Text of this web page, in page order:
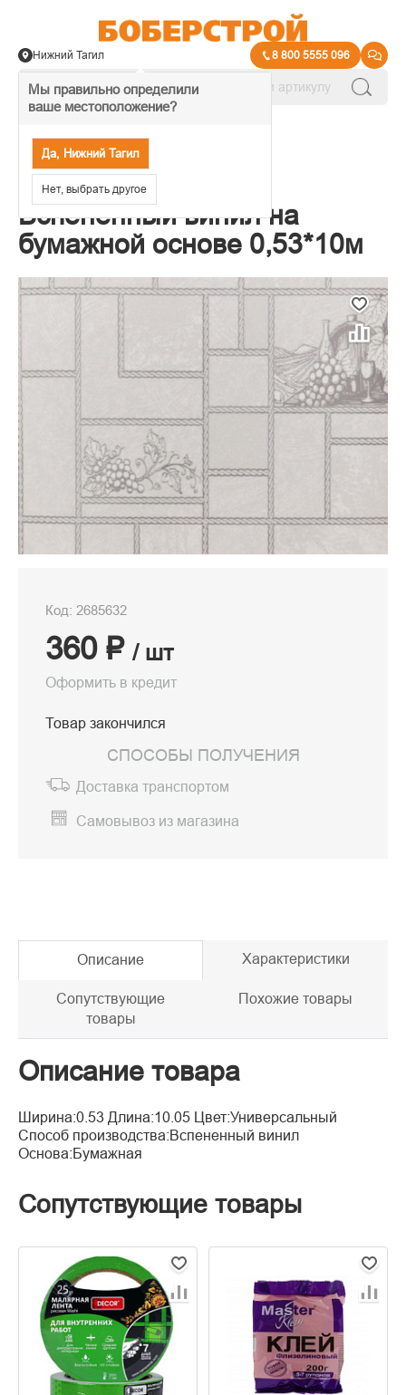
Мы правильно определили
ваше местоположение?
Да, Нижний Тагил
Нет, выбрать другое
Нижний Тагил 8 800 5555 096
Обои AS Палитра
Вспененный винил на
бумажной основе 0,53*10м
Код: 2685632
360 ₽ / шт
Оформить в кредит
Товар закончился
СПОСОБЫ ПОЛУЧЕНИЯ
Доставка транспортом
Самовывоз из магазина
Описание Характеристики
Сопутствующие
товары
Похожие товары
Описание товара
Ширина:0.53 Длина:10.05 Цвет:Универсальный
Способ производства:Вспененный винил
Основа:Бумажная
Сопутствующие товары